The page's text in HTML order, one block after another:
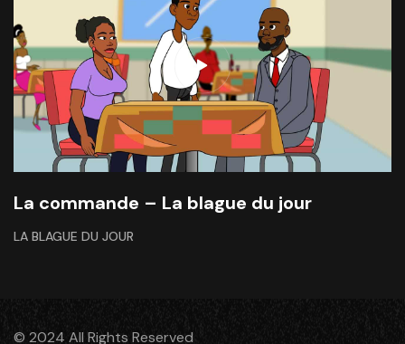
La commande – La blague du jour
LA BLAGUE DU JOUR
© 2024 All Rights Reserved